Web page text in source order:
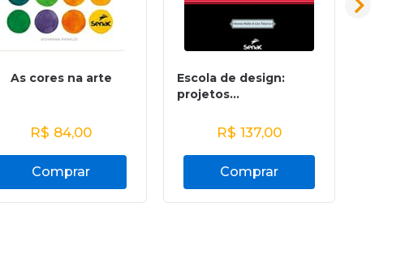
As cores na arte
R$ 84,00
Comprar
Escola de design:
projetos...
R$ 137,00
Comprar